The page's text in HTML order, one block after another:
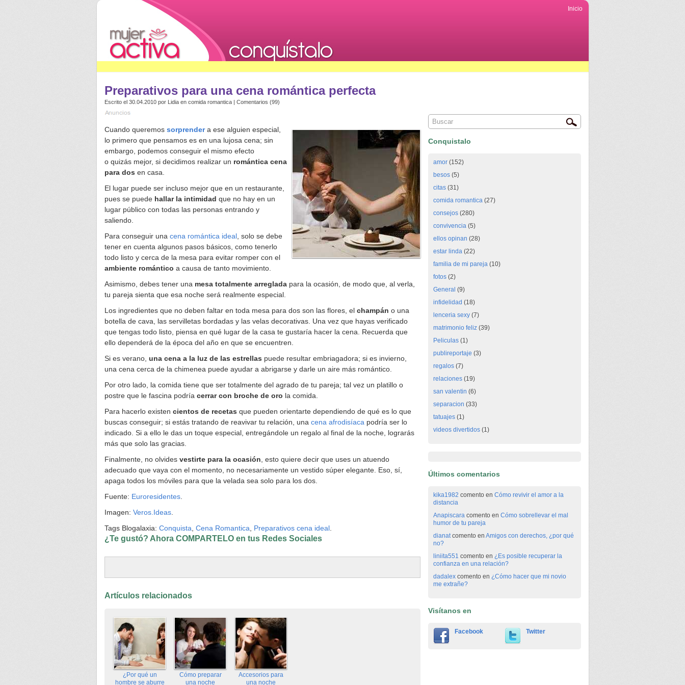
Inicio
Preparativos para una cena romántica perfecta
Escrito el 30.04.2010 por Lidiaen comida romantica| Comentarios (99)
Cuando queremos sorprendera ese alguien especial,
lo primero que pensamos es en una lujosa cena; sin
embargo, podemos conseguir el mismo efecto
o quizás mejor, si decidimos realizar un romántica cena
para dos en casa.
El lugar puede ser incluso mejor que en un restaurante,
pues se puede hallar la intimidad que no hay en un
lugar público con todas las personas entrando y
saliendo.
Para conseguir una cena romántica ideal, solo se debe
tener en cuenta algunos pasos básicos, como tenerlo
todo listo y cerca de la mesa para evitar romper con el
ambiente romántico a causa de tanto movimiento.
Asimismo, debes tener una mesa totalmente arreglada para la ocasión, de modo que, al verla,
tu pareja sienta que esa noche será realmente especial.
Los ingredientes que no deben faltar en toda mesa para dos son las flores, el champán o una
botella de cava, las servilletas bordadas y las velas decorativas. Una vez que hayas verificado
que tengas todo listo, piensa en qué lugar de la casa te gustaría hacer la cena. Recuerda que
ello dependerá de la época del año en que se encuentren.
Si es verano, una cena a la luz de las estrellas puede resultar embriagadora; si es invierno,
una cena cerca de la chimenea puede ayudar a abrigarse y darle un aire más romántico.
Por otro lado, la comida tiene que ser totalmente del agrado de tu pareja; tal vez un platillo o
postre que le fascina podría cerrar con broche de oro la comida.
Para hacerlo existen cientos de recetas que pueden orientarte dependiendo de qué es lo que
buscas conseguir; si estás tratando de reavivar tu relación, una cena afrodisíaca podría ser lo
indicado. Si a ello le das un toque especial, entregándole un regalo al final de la noche, lograrás
más que solo las gracias.
Finalmente, no olvides vestirte para la ocasión , esto quiere decir que uses un atuendo
adecuado que vaya con el momento, no necesariamente un vestido súper elegante. Eso, sí,
apaga todos los móviles para que la velada sea solo para los dos.
Fuente: Euroresidentes.
Imagen: Veros.Ideas.
Tags Blogalaxia: Conquista Cena Romantica Preparativos cena ideal.
¿Te gustó? Ahora COMPARTELO en tus Redes Sociales
Artículos relacionados
¿Por qué un
hombre se aburre
Cómo preparar
una noche
Accesorios para
una noche
Conquistalo
amor(152)
besos(5)
citas(31)
comida romantica(27)
consejos(280)
convivencia(5)
ellos opinan (28)
estar linda(22)
familia de mi pareja(10)
fotos(2)
General (9)
infidelidad (18)
lenceria sexy(7)
matrimonio feliz(39)
Peliculas(1)
publireportaje (3)
regalos(7)
relaciones(19)
san valentin (6)
separacion (33)
tatuajes(1)
videos divertidos(1)
Últimos comentarios
kika1982 comento en Cómo revivir el amor a la
distancia
Anapiscaracomento en Cómo sobrellevar el mal
humor de tu pareja
dianatcomento en Amigos con derechos, ¿por qué
no?
liniita551 comento en ¿Es posible recuperar la
confianza en una relación?
dadalexcomento en ¿Cómo hacer que mi novio
me extrañe?
Visítanos en
Facebook Twitter